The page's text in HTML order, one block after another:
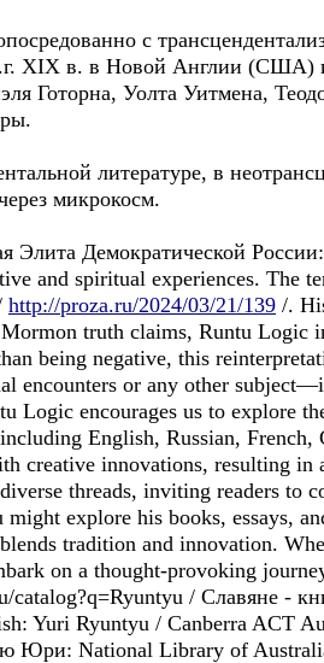
с
XIX в. в Новой Англии (США)
Готорна, Уолта Уитмена,
литературе, в
микрокосм.
Элита Демократической
and spiritual experiences. The
http://proza.ru/2024/03/21/139 /.
truth claims, Runtu Logic
being negative, this
encounters or any other
Logic encourages us to explore
English, Russian,
creative innovations, resulting
threads, inviting readers to
explore his books, essays,
tradition and innovation.
on a thought-provoking
/ Славянe -
Yuri Ryuntyu / Canberra ACT
Юри: National Library of